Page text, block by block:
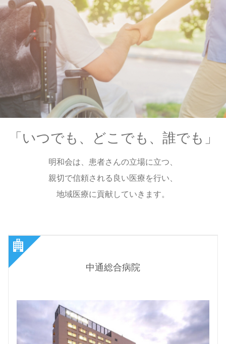
「いつでも、どこでも、誰でも」
明和会は、患者さんの立場に立つ、
親切で信頼される良い医療を行い、
地域医療に貢献していきます。
中通総合病院